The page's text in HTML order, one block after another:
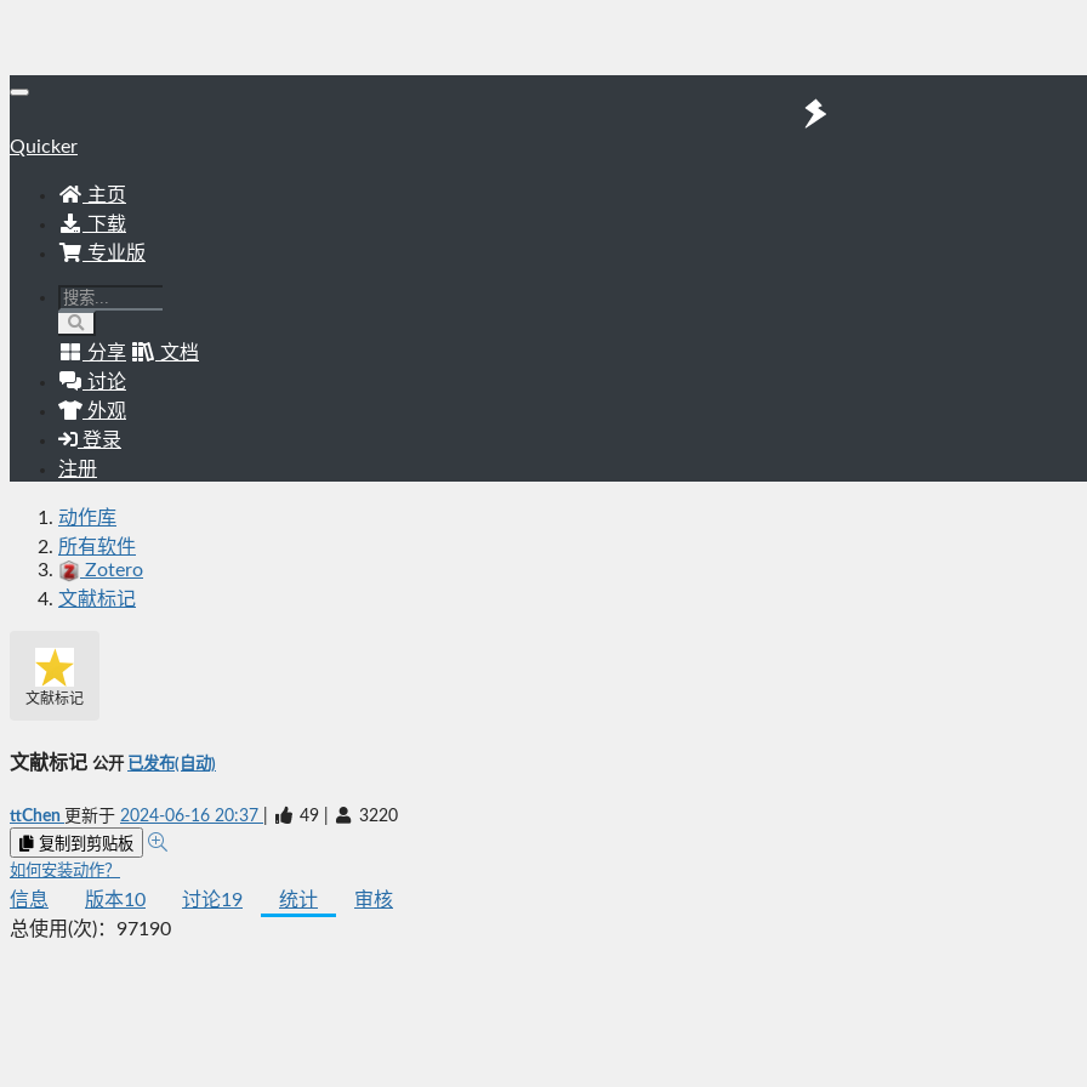
Quicker
主页
下载
专业版
分享
文档
讨论
外观
登录
注册
动作库
所有软件
Zotero
文献标记
文献标记
文献标记 公开 已发布(自动)
ttChen 更新于 2024-06-16 20:37 49 3220
复制到剪贴板
如何安装动作？
信息 版本10 讨论19 统计
审核
总使用(次)： 97190